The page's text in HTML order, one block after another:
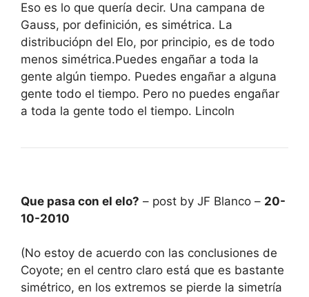
Eso es lo que quería decir. Una campana de
Gauss, por definición, es simétrica. La
distribuciópn del Elo, por principio, es de todo
menos simétrica.Puedes engañar a toda la
gente algún tiempo. Puedes engañar a alguna
gente todo el tiempo. Pero no puedes engañar
a toda la gente todo el tiempo. Lincoln
Que pasa con el elo? – post by JF Blanco – 20-
10-2010
(No estoy de acuerdo con las conclusiones de
Coyote; en el centro claro está que es bastante
simétrico, en los extremos se pierde la simetría